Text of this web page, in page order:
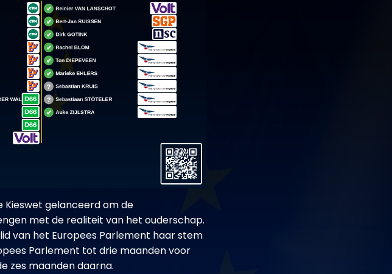
Kieswet gelanceerd om de
met de realiteit van het ouderschap.
van het Europees Parlement haar stem
Parlement tot drie maanden voor
zes maanden daarna.